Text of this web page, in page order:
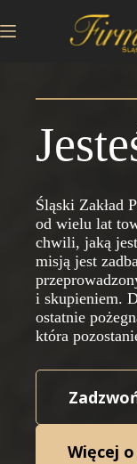
do
Śląski Zakład
od wielu lat
chwili, jaką
misją jest
i skupieniem.
ostatnie
która
Więcej